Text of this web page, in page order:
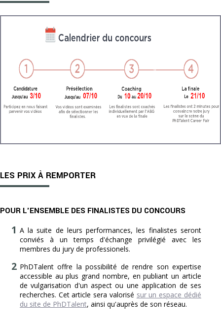
LES PRIX À REMPORTER
POUR L'ENSEMBLE DES FINALISTES DU CONCOURS
A la suite de leurs performances, les finalistes seront
conviés à un temps d'échange privilégié avec les
membres du jury de professionels.
PhDTalent offre la possibilité de rendre son expertise
accessible au plus grand nombre, en publiant un article
de vulgarisation d'un aspect ou une application de ses
recherches. Cet article sera valorisé sur un espace dédié
du site de PhDTalent, ainsi qu'auprès de son réseau.